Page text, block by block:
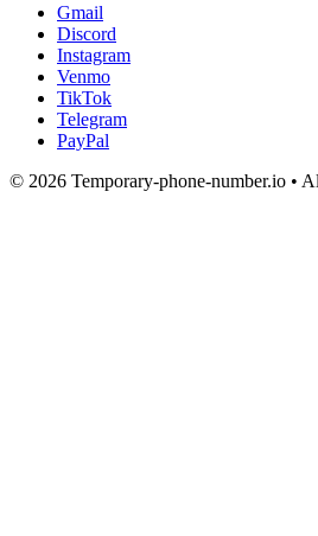
Gmail
Discord
Instagram
Venmo
TikTok
Telegram
PayPal
© 2026 Temporary-phone-number.io •